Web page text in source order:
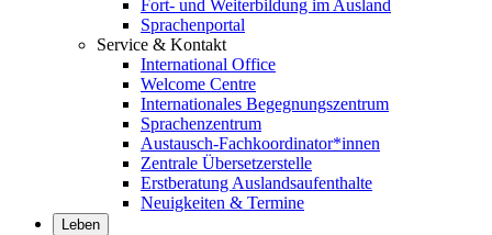
Fort- und Weiterbildung im Ausland
Sprachenportal
Service & Kontakt
International Office
Welcome Centre
Internationales Begegnungszentrum
Sprachenzentrum
Austausch-Fachkoordinator*innen
Zentrale Übersetzerstelle
Erstberatung Auslandsaufenthalte
Neuigkeiten & Termine
Leben